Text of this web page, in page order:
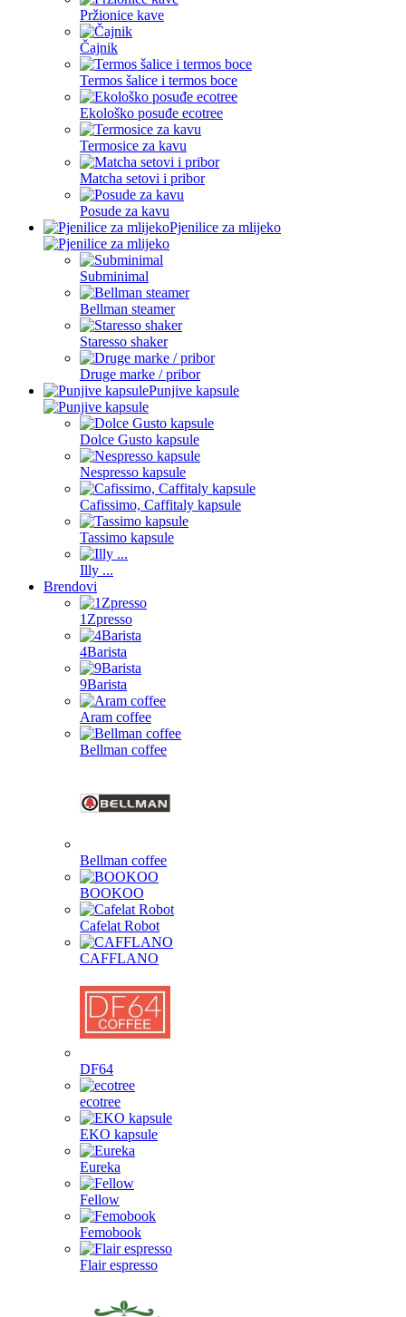
Pržionice kave
Čajnik
Termos šalice i termos boce
Ekološko posuđe ecotree
Termosice za kavu
Matcha setovi i pribor
Posude za kavu
Pjenilice za mlijeko
Subminimal
Bellman steamer
Staresso shaker
Druge marke / pribor
Punjive kapsule
Dolce Gusto kapsule
Nespresso kapsule
Cafissimo, Caffitaly kapsule
Tassimo kapsule
Illy ...
Brendovi
1Zpresso
4Barista
9Barista
Aram coffee
Bellman coffee
Bellman coffee
BOOKOO
Cafelat Robot
CAFFLANO
DF64
ecotree
EKO kapsule
Eureka
Fellow
Femobook
Flair espresso